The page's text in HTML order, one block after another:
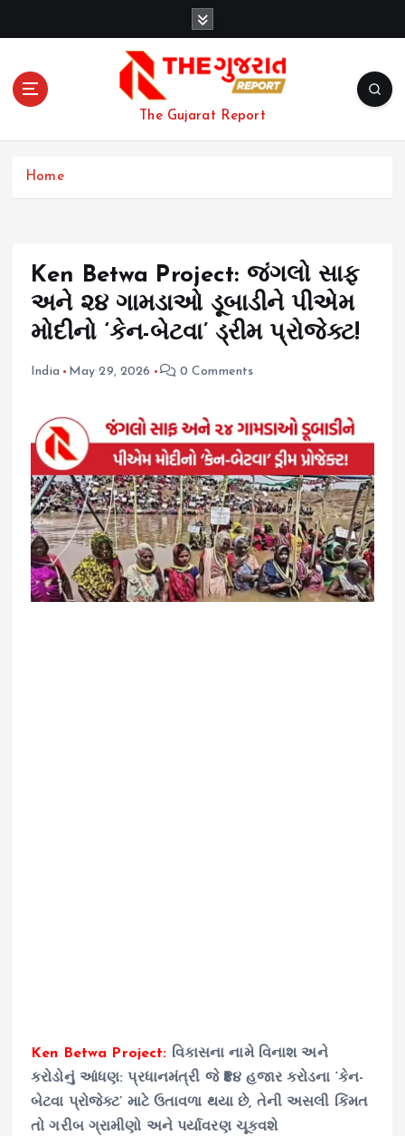
The Gujarat Report
Home
Ken Betwa Project: જંગલો સાફ
અને ૨૪ ગામડાઓ ડૂબાડીને પીએમ
મોદીનો ‘કેન-બેટવા’ ડ્રીમ પ્રોજેક્ટ!
India May 29, 2026 0 Comments
Ken Betwa Project: વિકાસના નામે વિનાશ અને
કરોડોનું આંધણ: પ્રધાનમંત્રી જે ₹૪૪ હજાર કરોડના ‘કેન-
બેટવા પ્રોજેક્ટ’ માટે ઉતાવળા થયા છે, તેની અસલી કિંમત
તો ગરીબ ગ્રામીણો અને પર્યાવરણ ચૂકવશે